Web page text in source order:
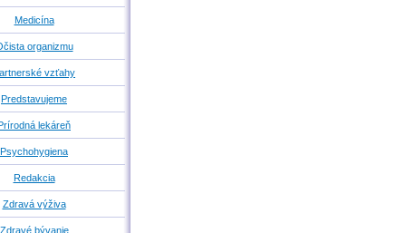
Medicína
organizmu
vzťahy
Predstavujeme
lekáreň
Psychohygiena
Redakcia
Zdravá výživa
Zdravé bývanie